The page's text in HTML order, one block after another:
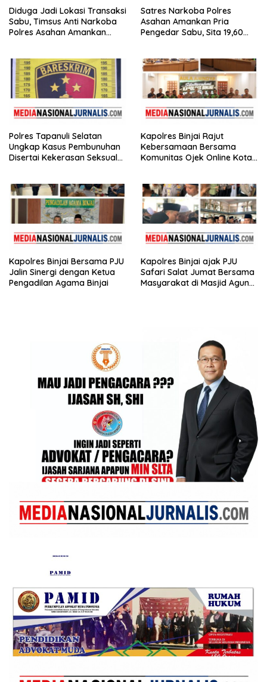
Diduga Jadi Lokasi Transaksi
Sabu, Timsus Anti Narkoba
Polres Asahan Amankan
Satres Narkoba Polres
Asahan Amankan Pria
Pengedar Sabu, Sita 19,60
Polres Tapanuli Selatan
Ungkap Kasus Pembunuhan
Disertai Kekerasan Seksual
Kapolres Binjai Rajut
Kebersamaan Bersama
Komunitas Ojek Online Kota
Kapolres Binjai Bersama PJU
Jalin Sinergi dengan Ketua
Pengadilan Agama Binjai
Kapolres Binjai ajak PJU
Safari Salat Jumat Bersama
Masyarakat di Masjid Agung